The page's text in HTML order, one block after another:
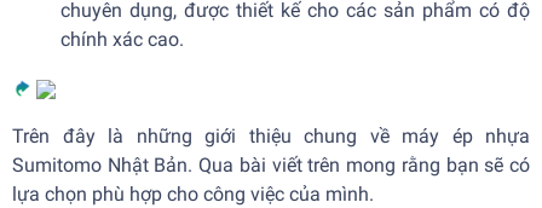
chuyên dụng, được thiết kế cho các sản phẩm có độ
chính xác cao.
Trên đây là những giới thiệu chung về máy ép nhựa
Sumitomo Nhật Bản. Qua bài viết trên mong rằng bạn sẽ có
lựa chọn phù hợp cho công việc của mình.